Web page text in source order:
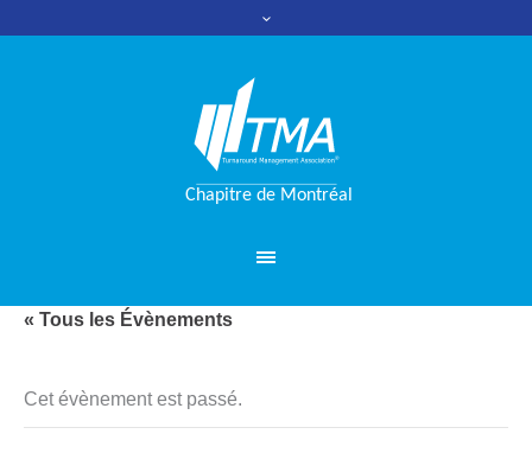
« Tous les Évènements
Cet évènement est passé.